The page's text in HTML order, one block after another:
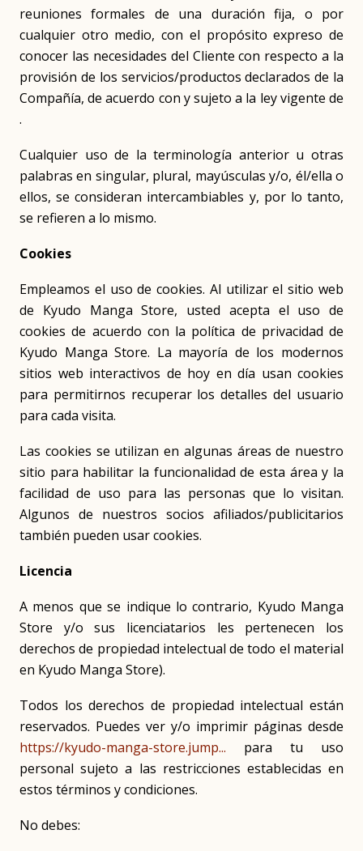
reuniones formales de una duración fija, o por
cualquier otro medio, con el propósito expreso de
conocer las necesidades del Cliente con respecto a la
provisión de los servicios/productos declarados de la
Compañía, de acuerdo con y sujeto a la ley vigente de
.
Cualquier uso de la terminología anterior u otras
palabras en singular, plural, mayúsculas y/o, él/ella o
ellos, se consideran intercambiables y, por lo tanto,
se refieren a lo mismo.
Cookies
Empleamos el uso de cookies. Al utilizar el sitio web
de Kyudo Manga Store, usted acepta el uso de
cookies de acuerdo con la política de privacidad de
Kyudo Manga Store. La mayoría de los modernos
sitios web interactivos de hoy en día usan cookies
para permitirnos recuperar los detalles del usuario
para cada visita.
Las cookies se utilizan en algunas áreas de nuestro
sitio para habilitar la funcionalidad de esta área y la
facilidad de uso para las personas que lo visitan.
Algunos de nuestros socios afiliados/publicitarios
también pueden usar cookies.
Licencia
A menos que se indique lo contrario, Kyudo Manga
Store y/o sus licenciatarios les pertenecen los
derechos de propiedad intelectual de todo el material
en Kyudo Manga Store).
Todos los derechos de propiedad intelectual están
reservados. Puedes ver y/o imprimir páginas desde
https://kyudo-manga-store.jump... para tu uso
personal sujeto a las restricciones establecidas en
estos términos y condiciones.
No debes: